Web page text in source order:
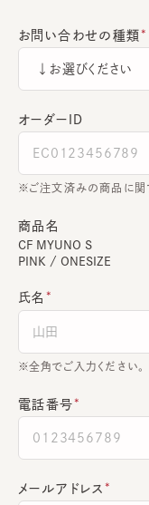
お問い合わせの種類
オーダーＩＤ
ご注文済みの商品に関
商品名
CF MYUNO S
PINK / ONESIZE
氏名
全角でご入力ください。
電話番号
メールアドレス